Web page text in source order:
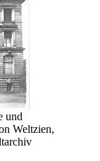
und
Weltzien,